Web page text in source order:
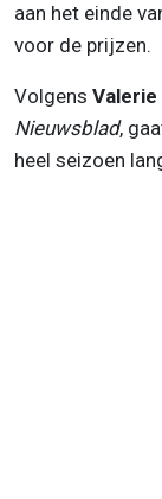
aan het einde
voor de prijzen.
Volgens Valerie
Nieuwsblad,
heel seizoen